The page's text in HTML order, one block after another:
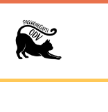
Salta
contenuto